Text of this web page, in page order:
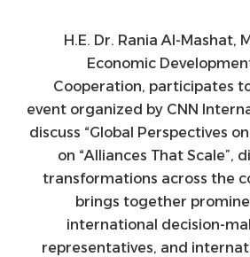
H.E. Dr. Rania Al-Mashat,
Economic
Cooperation, participates
event organized by CNN
discuss “Global Perspectives
on “Alliances That Scale”,
transformations across the
brings together
international decision-
representatives, and